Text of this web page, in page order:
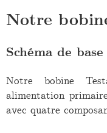
Notre
Schéma de base
Notre bobine
alimentation
avec quatre